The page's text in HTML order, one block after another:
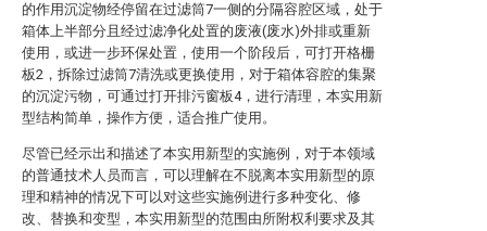
的作用沉淀物经停留在过滤筒7一侧的分隔容腔区域，处于
箱体上半部分且经过滤净化处置的废液(废水)外排或重新
使用，或进一步环保处置，使用一个阶段后，可打开格栅
板2，拆除过滤筒7清洗或更换使用，对于箱体容腔的集聚
的沉淀污物，可通过打开排污窗板4，进行清理，本实用新
型结构简单，操作方便，适合推广使用。
尽管已经示出和描述了本实用新型的实施例，对于本领域
的普通技术人员而言，可以理解在不脱离本实用新型的原
理和精神的情况下可以对这些实施例进行多种变化、修
改、替换和变型，本实用新型的范围由所附权利要求及其